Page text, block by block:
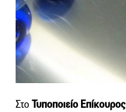
Στο Τυποποιείο Επίκουρος